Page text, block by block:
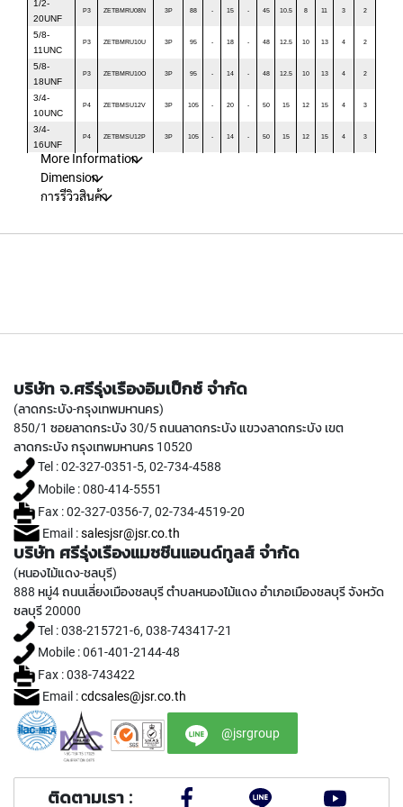
e
)
D
T
A
P
S
(
O
R
G
E
N
E
R
A
L
P
R
P
O
S
E
,
1/2-
20UNF
P3 ZETBMRU08N 3P 88 - 15 - 45 10.5 8 11 3 2
5/8-
11UNC
P3 ZETBMRU10U 3P 95 - 18 - 48 12.5 10 13 4 2
5/8-
18UNF
P3 ZETBMRU10O 3P 95 - 14 - 48 12.5 10 13 4 2
3/4-
10UNC
P4 ZETBMSU12V 3P 105 - 20 - 50 15 12 15 4 3
3/4-
16UNF
P4 ZETBMSU12P 3P 105 - 14 - 50 15 12 15 4 3
More Information
Dimension
การรีวิวสินค้า
บริษัท จ.ศรีรุ่งเรืองอิมเป็กซ์ จำกัด
(ลาดกระบัง-กรุงเทพมหานคร)
850/1 ซอยลาดกระบัง 30/5 ถนนลาดกระบัง แขวงลาดกระบัง เขต
ลาดกระบัง กรุงเทพมหานคร 10520
Tel : 02-327-0351-5, 02-734-4588
Mobile : 080-414-5551
Fax : 02-327-0356-7, 02-734-4519-20
Email :salesjsr@jsr.co.th
บริษัท ศรีรุ่งเรืองแมชชีนแอนด์ทูลส์ จำกัด
(หนองไม้แดง-ชลบุรี)
888 หมู่4 ถนนเลี่ยงเมืองชลบุรี ตำบลหนองไม้แดง อำเภอเมืองชลบุรี จังหวัด
ชลบุรี 20000
Tel : 038-215721-6, 038-743417-21
Mobile : 061-401-2144-48
Fax : 038-743422
Email :cdcsales@jsr.co.th
@jsrgroup
ติดตามเรา :